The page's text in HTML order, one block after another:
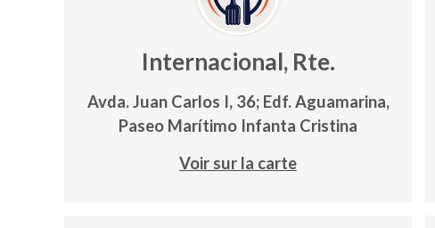
Internacional, Rte.
Avda. Juan Carlos I, 36; Edf. Aguamarina,
Paseo Marítimo Infanta Cristina
Voir sur la carte